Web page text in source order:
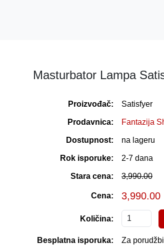
Masturbator Lampa
Proizvođač: Satisfyer
Prodavnica: Fantazija
Dostupnost: na lageru
Rok isporuke: 2-7 dana
Stara cena: 3,990.00
Cena: 3,990.00
Količina:
Besplatna isporuka: Za